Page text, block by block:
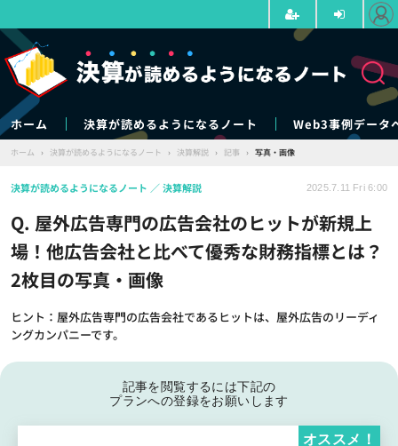
ホーム 決算が読めるようになるノート Web3事例データ
ホーム › 決算が読めるようになるノート › 決算解説 › 記事 › 写真・画像
Q. 屋外広告専門の広告会社のヒットが新規上
場！他広告会社と比べて優秀な財務指標とは？
2枚目の写真・画像
ヒント：屋外広告専門の広告会社であるヒットは、屋外広告のリーディ
ングカンパニーです。
決算が読めるようになるノート 決算解説 2025.7.11 Fri 6:00
記事を閲覧するには下記の
プランへの登録をお願いします
オススメ！